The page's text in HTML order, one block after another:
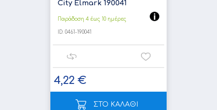
City Elmark 190041
Παράδοση 4 έως 10 ημέρες
ID: 0461-190041
4,22 €
ΣΤΟ ΚΑΛΑΘΙ